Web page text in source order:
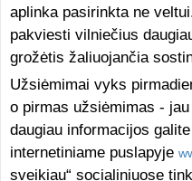
aplinka pasirinkta ne
pakviesti vilniečius
grožėtis žaliuojančia
Užsiėmimai vyks
o pirmas užsiėmimas -
daugiau informacijos
internetiniame puslapyje
sveikiau“ socialiniuose